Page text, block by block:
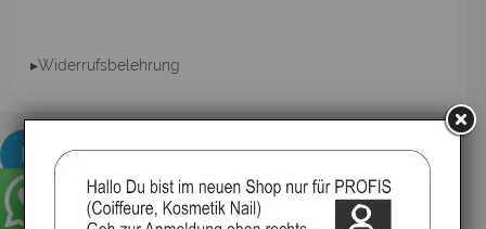
▸Widerrufsbelehrung